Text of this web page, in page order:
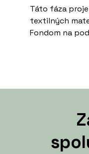
Táto fáza
textilných
Fondom na